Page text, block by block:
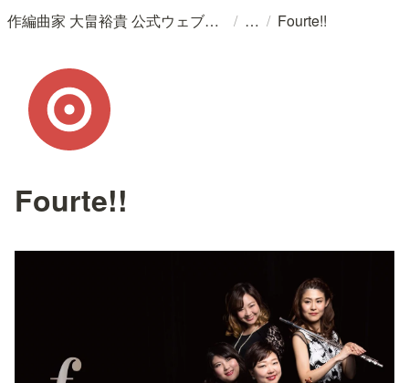
作編曲家 大畠裕貴 公式ウェブサイト / / Fourte!!
Fourte!!